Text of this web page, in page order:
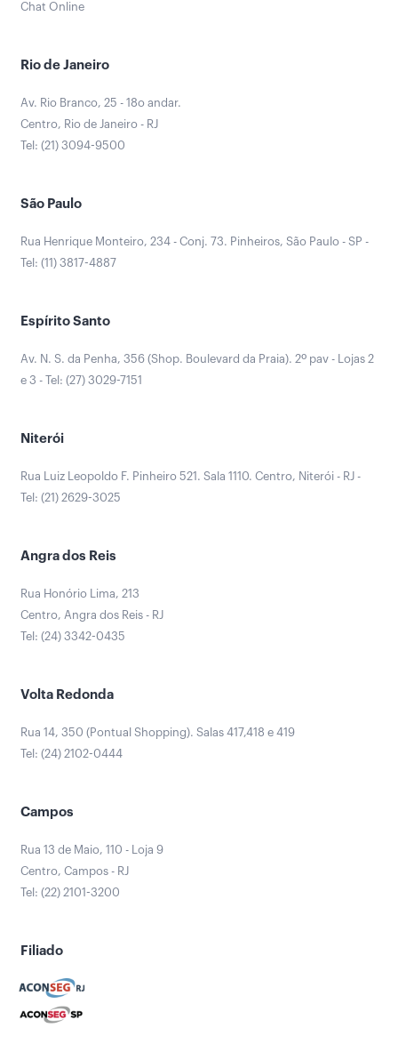
Chat Online
Rio de Janeiro
Av. Rio Branco, 25 - 18o andar.
Centro, Rio de Janeiro - RJ
Tel: (21) 3094-9500
São Paulo
Rua Henrique Monteiro, 234 - Conj. 73. Pinheiros, São Paulo - SP -
Tel: (11) 3817-4887
Espírito Santo
Av. N. S. da Penha, 356 (Shop. Boulevard da Praia). 2º pav - Lojas 2
e 3 - Tel: (27) 3029-7151
Niterói
Rua Luiz Leopoldo F. Pinheiro 521. Sala 1110. Centro, Niterói - RJ -
Tel: (21) 2629-3025
Angra dos Reis
Rua Honório Lima, 213
Centro, Angra dos Reis - RJ
Tel: (24) 3342-0435
Volta Redonda
Rua 14, 350 (Pontual Shopping). Salas 417,418 e 419
Tel: (24) 2102-0444
Campos
Rua 13 de Maio, 110 - Loja 9
Centro, Campos - RJ
Tel: (22) 2101-3200
Filiado